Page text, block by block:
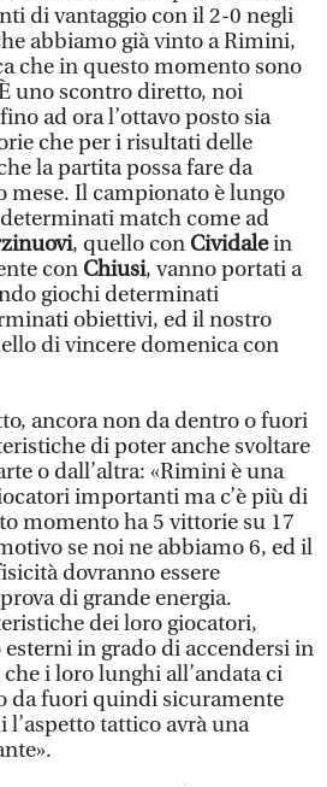
di vantaggio con il 2-0 negli
abbiamo già vinto a Rimini,
che in questo momento sono
uno scontro diretto, noi
ad ora l’ottavo posto sia
che per i risultati delle
la partita possa fare da
mese. Il campionato è lungo
match come ad
, quello con Cividalein
con Chiusi, vanno portati a
giochi determinati
obiettivi, ed il nostro
di vincere domenica con
ancora non da dentro o fuori
di poter anche svoltare
o dall’altra: «Rimini è una
importanti ma c’è più di
momento ha 5 vittorie su 17
se noi ne abbiamo 6, ed il
dovranno essere
di grande energia.
dei loro giocatori,
in grado di accendersi in
i loro lunghi all’andata ci
da fuori quindi sicuramente
tattico avrà una